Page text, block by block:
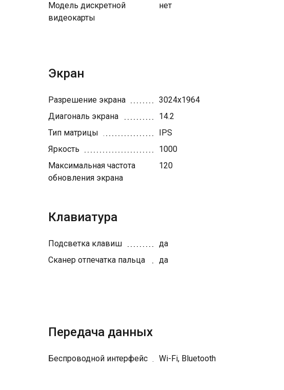
Модель дискретной
видеокарты
нет
Экран
Разрешение экрана
3024x1964
Диагональ экрана
14.2
Тип матрицы
IPS
Яркость
1000
Максимальная частота
обновления экрана
120
Клавиатура
Подсветка клавиш
да
Сканер отпечатка пальца
да
Передача данных
Беспроводной интерфейс Wi-Fi, Bluetooth